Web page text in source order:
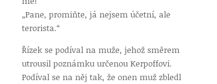
„Pane, promiňte, já nejsem účetní, ale
terorista.“
Řízek se podíval na muže, jehož směrem
utrousil poznámku určenou Kerpoffovi.
Podíval se na něj tak, že onen muž zbledl